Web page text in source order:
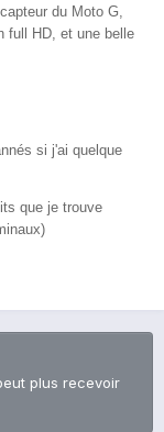
du Moto G,
full HD, et une belle
si j'ai quelque
que je trouve
plus recevoir